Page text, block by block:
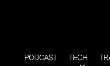
PODCAST TECH